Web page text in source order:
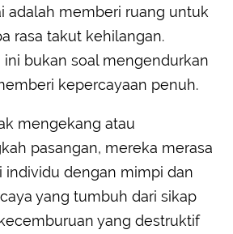
adalah memberi ruang untuk
rasa takut kehilangan.
ini bukan soal mengendurkan
kepercayaan penuh.
mengekang atau
pasangan, mereka merasa
individu dengan mimpi dan
yang tumbuh dari sikap
yang destruktif